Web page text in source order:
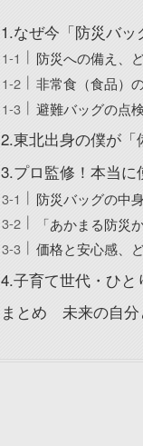
1.なぜ今「防災バッ
防災への備え、
非常食（食品）
避難バッグの点
2.東北出身の僕が
3.プロ監修！本当
防災バッグの中
「あかまる防災
価格と安心感、
4.子育て世代・ひと
まとめ 未来の自分